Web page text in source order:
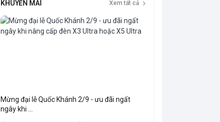
KHUYẾN MÃI Xem tất cả
Mừng đại lễ Quốc Khánh 2/9 - ưu đãi ngất
ngây khi ...